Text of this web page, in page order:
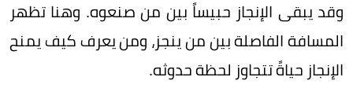
وقد يبقى الإنجاز حبيساً بين من صنعوه. وهنا تظهر
المسافة الفاصلة بين من ينجز، ومن يعرف كيف يمنح
الإنجاز حياةً تتجاوز لحظة حدوثه.